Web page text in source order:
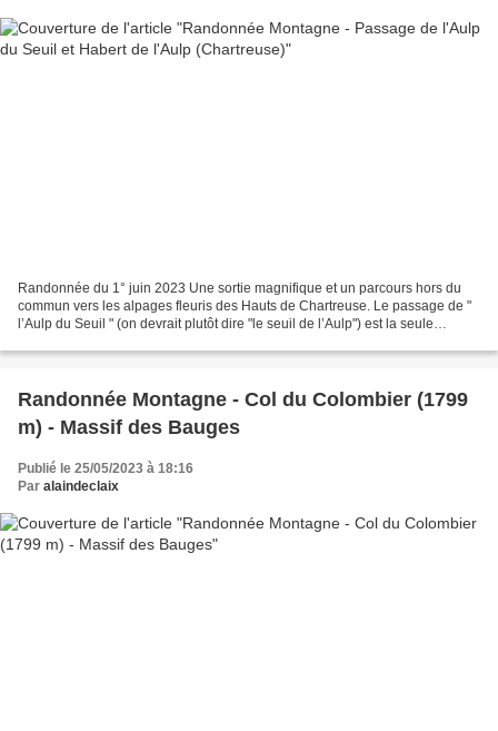
Randonnée du 1° juin 2023 Une sortie magnifique et un parcours hors du
commun vers les alpages fleuris des Hauts de Chartreuse. Le passage de "
l’Aulp du Seuil " (on devrait plutôt dire "le seuil de l’Aulp") est la seule
Randonnée Montagne - Col du Colombier (1799
m) - Massif des Bauges
Publié le 25/05/2023 à 18:16
Par alaindeclaix